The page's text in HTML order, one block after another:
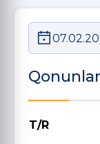
Qonunlar
T/R